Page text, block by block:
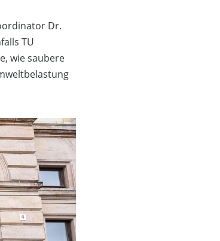
Dr.
TU
wie saubere